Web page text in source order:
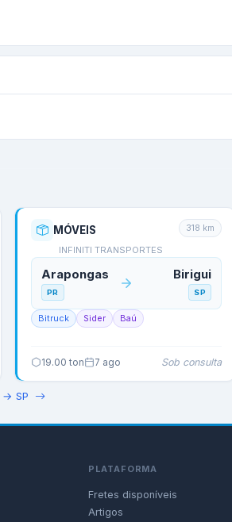
MÓVEIS
INFINITI TRANSPORTES
318 km
Arapongas
PR
Birigui
SP
Bitruck Sider Baú
19.00 ton 7 ago Sob consulta
→ SP
PLATAFORMA
Fretes disponíveis
Artigos